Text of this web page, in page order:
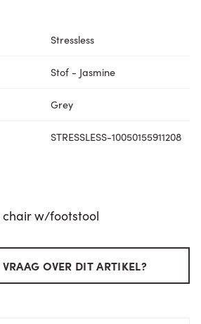
Stressless
Stof - Jasmine
Grey
STRESSLESS-10050155911208
chair w/footstool
VRAAG OVER DIT ARTIKEL?